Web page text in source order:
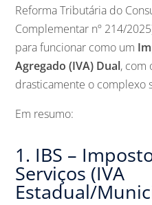
Reforma Tributária do
Complementar nº 214/
para funcionar como um
Agregado (IVA) Dual, com
drasticamente o complexo
Em resumo:
1. IBS –
Serviços (IVA
Estadual/